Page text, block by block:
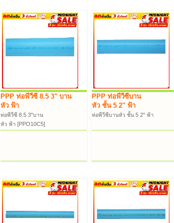
PPP ท่อพีวีซี 8.5 3" บาน
หัว ฟ้า
ท่อพีวีซี 8.5 3"บาน
หัว ฟ้า [PPO10C5]
PPP ท่อพีวีซีบาน
หัว ชั้น 5 2" ฟ้า
ท่อพีวีซีบานหัว ชั้น 5 2" ฟ้า